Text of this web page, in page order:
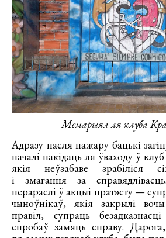
Мемарыял ля клуба
Адразу пасля пажару бацькі
пачалі пакідаць ля ўваходу ў
якія неўзабаве зрабіліся
і змагання за
перараслі ў акцыі пратэсту —
чыноўнікаў, якія закрылі
правіл, супраць
спробаў замяць справу.